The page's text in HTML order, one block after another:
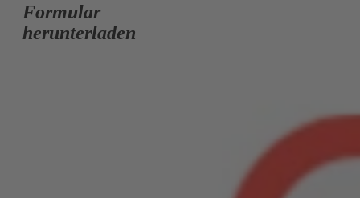
Formular
herunterladen